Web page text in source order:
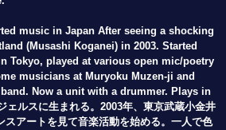
music in Japan After seeing a shocking
(Musashi Koganei) in 2003. Started
Tokyo, played at various open mic/poetry
musicians at Muryoku Muzen-ji and
Now a unit with a drummer. Plays in
ェルスに生まれる。 2003年、東京武蔵小金井
アートを見て音楽活動を始める。一人で色